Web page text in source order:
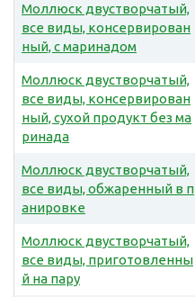
Моллюск двустворчатый,
все виды, консервирован
ный, с маринадом
Моллюск двустворчатый,
все виды, консервирован
ный, сухой продукт без ма
ринада
Моллюск двустворчатый,
все виды, обжаренный в п
анировке
Моллюск двустворчатый,
все виды, приготовленны
й на пару